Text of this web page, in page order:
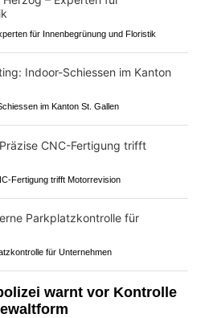
für Innenbegrünung und Floristik
im Kanton St. Gallen
Fertigung trifft Motorrevision
für Unternehmen
warnt vor Kontrolle